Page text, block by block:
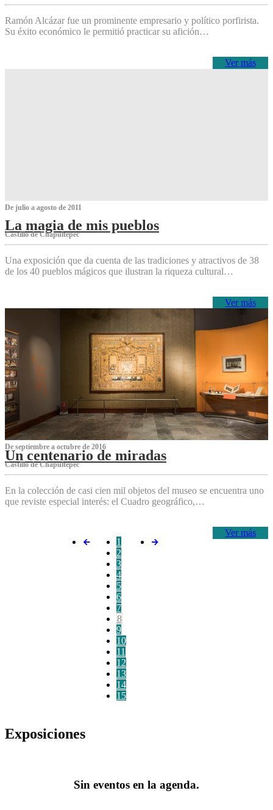
Ramón Alcázar fue un prominente empresario y político porfirista.
Su éxito económico le permitió practicar su afición…
Ver más
De julio a agosto de 2011
La magia de mis pueblos
Castillo de Chapultepec
Una exposición que da cuenta de las tradiciones y atractivos de 38
de los 40 pueblos mágicos que ilustran la riqueza cultural…
Ver más
De septiembre a octubre de 2016
Un centenario de miradas
Castillo de Chapultepec
En la colección de casi cien mil objetos del museo se encuentra uno
que reviste especial interés: el Cuadro geográfico,…
Ver más
1
2
3
4
5
6
7
8
9
10
11
12
13
14
15
Exposiciones
Sin eventos en la agenda.